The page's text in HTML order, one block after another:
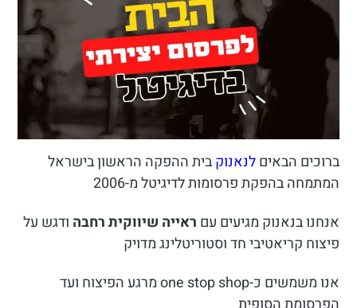
ברוכים הבאיםלנאנוקבית ההפקה הראשון בישראל
המתמחה בהפקת פרסומות לדיגיטל מ-2006
אנחנו בנאנוק מגיעים עם ראייה שיווקית רחבה ודגש על
פיצוח קריאטיבי חד וסטוריטלינג מדויק
אנו משמשים כ-one stop shop מרגע הפיצוח ועד